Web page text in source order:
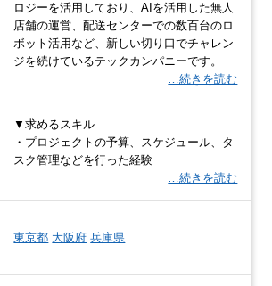
ロジーを活用しており、AIを活用した無人
店舗の運営、配送センターでの数百台のロ
ボット活用など、新しい切り口でチャレン
ジを続けているテックカンパニーです。
…続きを読む
▼求めるスキル
・プロジェクトの予算、スケジュール、タ
スク管理などを行った経験
…続きを読む
東京都 大阪府 兵庫県